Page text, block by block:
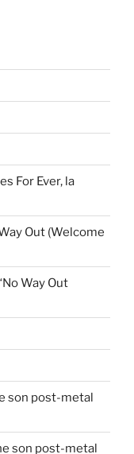
For Ever, la
Out (Welcome
Way Out
son post-metal
son post-metal